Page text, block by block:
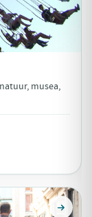
musea,